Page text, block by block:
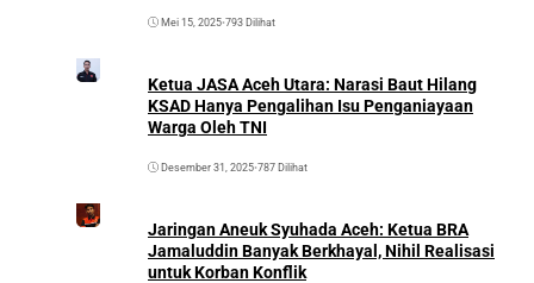
Mei 15, 2025•793 Dilihat
Ketua JASA Aceh Utara: Narasi Baut Hilang
KSAD Hanya Pengalihan Isu Penganiayaan
Warga Oleh TNI
Desember 31, 2025•787 Dilihat
Jaringan Aneuk Syuhada Aceh: Ketua BRA
Jamaluddin Banyak Berkhayal, Nihil Realisasi
untuk Korban Konflik